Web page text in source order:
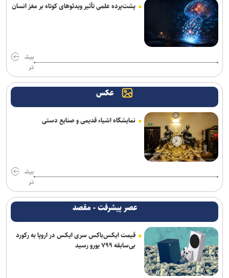
پشت‌پرده علمی تأثیر ویدئو‌های کوتاه بر مغز انسان
بیش
تر
عکس
نمایشگاه اشیاء قدیمی و صنایع دستی
بیش
تر
عصر پیشرفت - مقصد
قیمت ایکس‌باکس سری ایکس در اروپا به رکورد
بی‌سابقه ۷۹۹ یورو رسید